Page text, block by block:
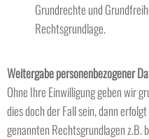
Grundrechte und
Rechtsgrundlage.
Weitergabe personenbezogener
Ohne Ihre Einwilligung geben wir
dies doch der Fall sein, dann
genannten Rechtsgrundlagen z.B.